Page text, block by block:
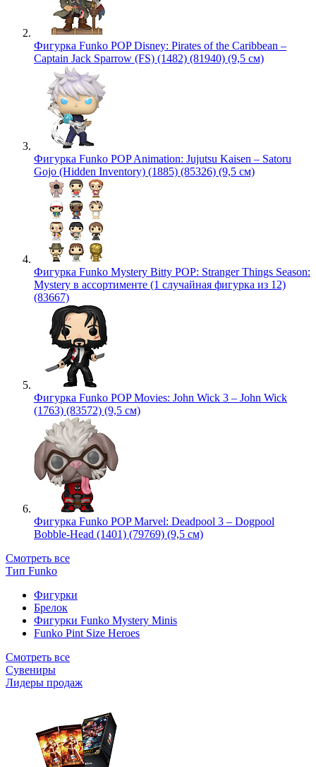
Фигурка Funko POP Disney: Pirates of the Caribbean –
Captain Jack Sparrow (FS) (1482) (81940) (9,5 см)
Фигурка Funko POP Animation: Jujutsu Kaisen – Satoru
Gojo (Hidden Inventory) (1885) (85326) (9,5 см)
Фигурка Funko Mystery Bitty POP: Stranger Things Season:
Mystery в ассортименте (1 случайная фигурка из 12)
(83667)
Фигурка Funko POP Movies: John Wick 3 – John Wick
(1763) (83572) (9,5 см)
Фигурка Funko POP Marvel: Deadpool 3 – Dogpool
Bobble-Head (1401) (79769) (9,5 см)
Смотреть все
Тип Funko
Фигурки
Брелок
Фигурки Funko Mystery Minis
Funko Pint Size Heroes
Смотреть все
Сувениры
Лидеры продаж